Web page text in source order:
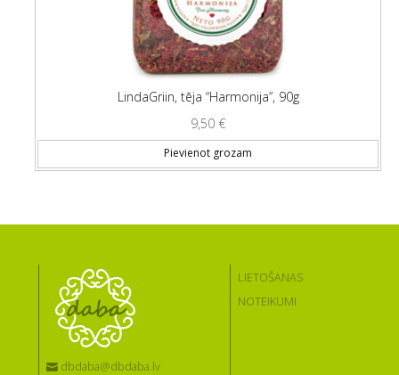
LindaGriin, tēja “Harmonija”, 90g
9,50 €
Pievienot grozam
dbdaba@dbdaba.lv
LIETOŠANAS
NOTEIKUMI